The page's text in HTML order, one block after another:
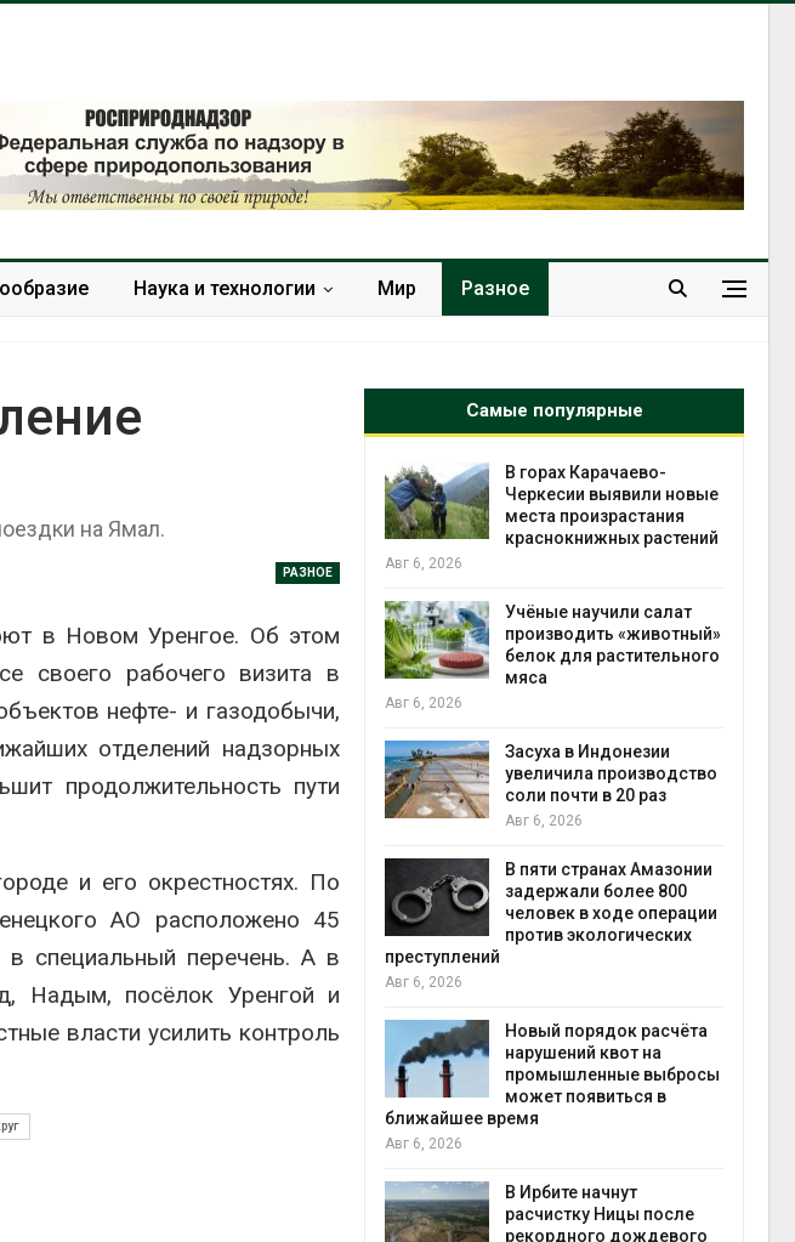
Наука и технологии Мир Разное
на Ямал.
РАЗНОЕ
в Новом Уренгое. Об этом
своего рабочего визита в
нефте- и газодобычи,
отделений надзорных
продолжительность пути
и его окрестностях. По
АО расположено 45
специальный перечень. А в
Надым, посёлок Уренгой и
власти усилить контроль
Самые популярные
пресной воды
Шэньси из-за паводков
тыс. человек
Авг 6, 2026
МЕГА и ВкусВилл
экообменники для сбора
Учёные предложили
получать питьевую воду
из воздуха с помощью
ветра
Приложение «Экопульс»
Авг 6, 2026
В горах Карачаево-
Черкесии выявили новые
места произрастания
краснокнижных растений
Авг 6, 2026
Учёные научили салат
производить «животный»
белок для растительного
мяса
Авг 6, 2026
Засуха в Индонезии
увеличила производство
соли почти в 20 раз
Авг 6, 2026
В пяти странах Амазонии
задержали более 800
человек в ходе операции
против экологических
преступлений
Авг 6, 2026
Новый порядок расчёта
нарушений квот на
промышленные выбросы
может появиться в
ближайшее время
Авг 6, 2026
В Ирбите начнут
расчистку Ницы после
рекордного дождевого